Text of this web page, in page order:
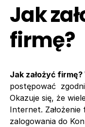
Jak
firmę?
Jak założyć firmę?
postępować
Okazuje się, że
Internet.
zalogowania do